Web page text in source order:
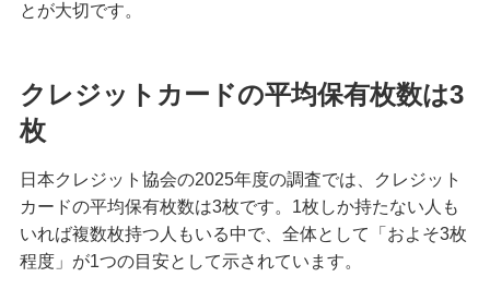
マイルが貯まるクレジットカードとは？選び方や
クレジットカードの支払方法には何がある？1回払
いや分割払い等の種類を解説
クレジットカードは何枚までが良い？2枚以上を持
つメリット・デメリット等を解説
クレジットカードのゴールドとは？特徴や発行条
件、保有するメリット、選び方を解説
とが大切です。
クレジットカードの平均保有枚数は3
枚
日本クレジット協会の2025年度の調査では、クレジット
カードの平均保有枚数は3枚です。1枚しか持たない人も
いれば複数枚持つ人もいる中で、全体として「およそ3枚
程度」が1つの目安として示されています。